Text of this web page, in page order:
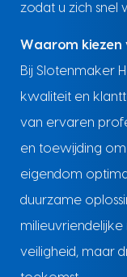
zodat u zich snel
Waarom kiezen
Bij Slotenmaker
kwaliteit en
van ervaren
en toewijding
eigendom
duurzame
veiligheid, maar